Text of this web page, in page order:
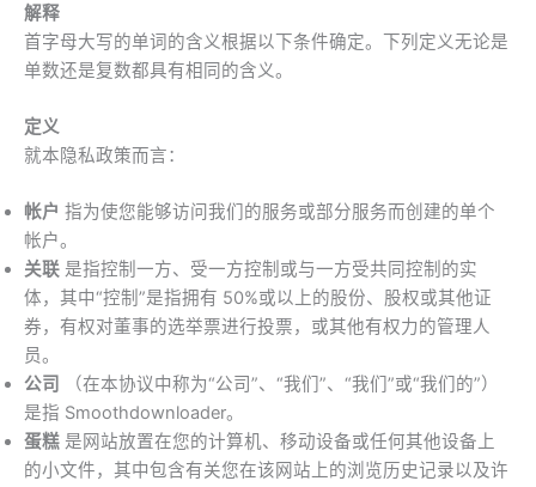
解释
首字母大写的单词的含义根据以下条件确定。下列定义无论是
单数还是复数都具有相同的含义。
定义
就本隐私政策而言：
帐户 指为使您能够访问我们的服务或部分服务而创建的单个
帐户。
关联 是指控制一方、受一方控制或与一方受共同控制的实
体，其中“控制”是指拥有 50%或以上的股份、股权或其他证
券，有权对董事的选举票进行投票，或其他有权力的管理人
员。
公司
（在本协议中称为“公司”、“我们”、“我们”或“我们的”）
是指 Smoothdownloader。
蛋糕 是网站放置在您的计算机、移动设备或任何其他设备上
的小文件，其中包含有关您在该网站上的浏览历史记录以及许